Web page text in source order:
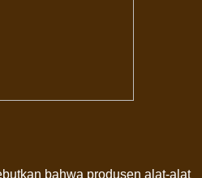
bahwa produsen alat-alat